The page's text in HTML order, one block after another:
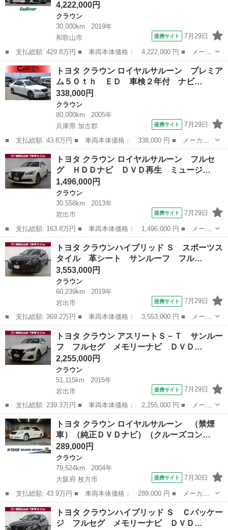
4,222,000円
クラウン
30,000km
2019年
和歌山市
提携サイト 7月29日
■ 支払総額: 429.8万円 ■ 車両本体価格： 4,222,000 円 ■ メーカ
ー名： トヨタ ■ 車種名： クラウンハイブリッド ■ グレード
名： ＲＳアドバンス Ｆｏｕｒ モデリスタエアロ サンルーフ
アドバンス...
和歌山 和歌山市 クラウン
トヨタ クラウン ロイヤルサルーン プレミア
ム５０ｔｈ ＥＤ 車検２年付 ナビ…
338,000円
クラウン
80,000km
2005年
兵庫県 加古郡
提携サイト 7月29日
■ 支払総額: 43.8万円 ■ 車両本体価格： 338,000 円 ■ メーカー
名： トヨタ ■ 車種名： クラウン ■ グレード名： ロイヤルサ
ルーン プレミアム５０ｔｈ ＥＤ 車検２年付 ナビＢカメ スマ
キー ＥＴＣ...
兵庫 加古郡 クラウン
トヨタ クラウン ロイヤルサルーン フルセ
グ ＨＤＤナビ ＤＶＤ再生 ミュージ…
1,496,000円
クラウン
30,558km
2013年
岩出市
提携サイト 7月29日
■ 支払総額: 163.8万円 ■ 車両本体価格： 1,496,000 円 ■ メーカ
ー名： トヨタ ■ 車種名： クラウン ■ グレード名： ロイヤル
サルーン フルセグ ＨＤＤナビ ＤＶＤ再生 ミュージックプレイ
ヤー接続...
和歌山 岩出市 クラウン
トヨタ クラウンハイブリッド Ｓ スポーツス
タイル 革シート サンルーフ フル…
3,553,000円
クラウン
60,239km
2019年
岩出市
提携サイト 7月29日
■ 支払総額: 369.2万円 ■ 車両本体価格： 3,553,000 円 ■ メーカ
ー名： トヨタ ■ 車種名： クラウンハイブリッド ■ グレード
名： Ｓ スポーツスタイル 革シート サンルーフ フルセグ メ
モリーナビ...
和歌山 岩出市 クラウン
トヨタ クラウン アスリートＳ－Ｔ サンルー
フ フルセグ メモリーナビ ＤＶＤ…
2,255,000円
クラウン
51,115km
2015年
岩出市
提携サイト 7月29日
■ 支払総額: 239.3万円 ■ 車両本体価格： 2,255,000 円 ■ メーカ
ー名： トヨタ ■ 車種名： クラウン ■ グレード名： アスリー
トＳ－Ｔ サンルーフ フルセグ メモリーナビ ＤＶＤ再生 ミュ
ージック...
和歌山 岩出市 クラウン
トヨタ クラウン ロイヤルサルーン （禁煙
車）（純正ＤＶＤナビ）（クルーズコン…
289,000円
クラウン
79,524km
2004年
大阪府 枚方市
提携サイト 7月30日
■ 支払総額: 43.9万円 ■ 車両本体価格： 289,000 円 ■ メーカー
名： トヨタ ■ 車種名： クラウン ■ グレード名： ロイヤルサ
ルーン （禁煙車）（純正ＤＶＤナビ）（クルーズコントロール）
（クリアランス...
大阪 枚方市 クラウン
トヨタ クラウンハイブリッド Ｓ Ｃパッケー
ジ フルセグ メモリーナビ ＤＶＤ…